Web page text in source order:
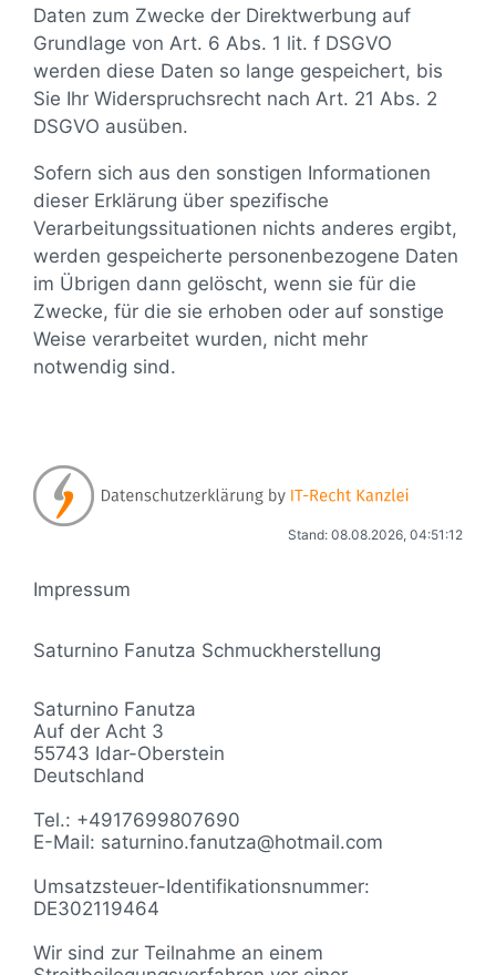
Daten zum Zwecke der Direktwerbung auf
Grundlage von Art. 6 Abs. 1 lit. f DSGVO
werden diese Daten so lange gespeichert, bis
Sie Ihr Widerspruchsrecht nach Art. 21 Abs. 2
DSGVO ausüben.
Sofern sich aus den sonstigen Informationen
dieser Erklärung über spezifische
Verarbeitungssituationen nichts anderes ergibt,
werden gespeicherte personenbezogene Daten
im Übrigen dann gelöscht, wenn sie für die
Zwecke, für die sie erhoben oder auf sonstige
Weise verarbeitet wurden, nicht mehr
notwendig sind.
Stand: 08.08.2026, 04:51:12
Impressum
Saturnino Fanutza Schmuckherstellung
Saturnino Fanutza
Auf der Acht 3
55743 Idar-Oberstein
Deutschland
Tel.: +4917699807690
E-Mail: saturnino.fanutza@hotmail.com
Umsatzsteuer-Identifikationsnummer:
DE302119464
Wir sind zur Teilnahme an einem